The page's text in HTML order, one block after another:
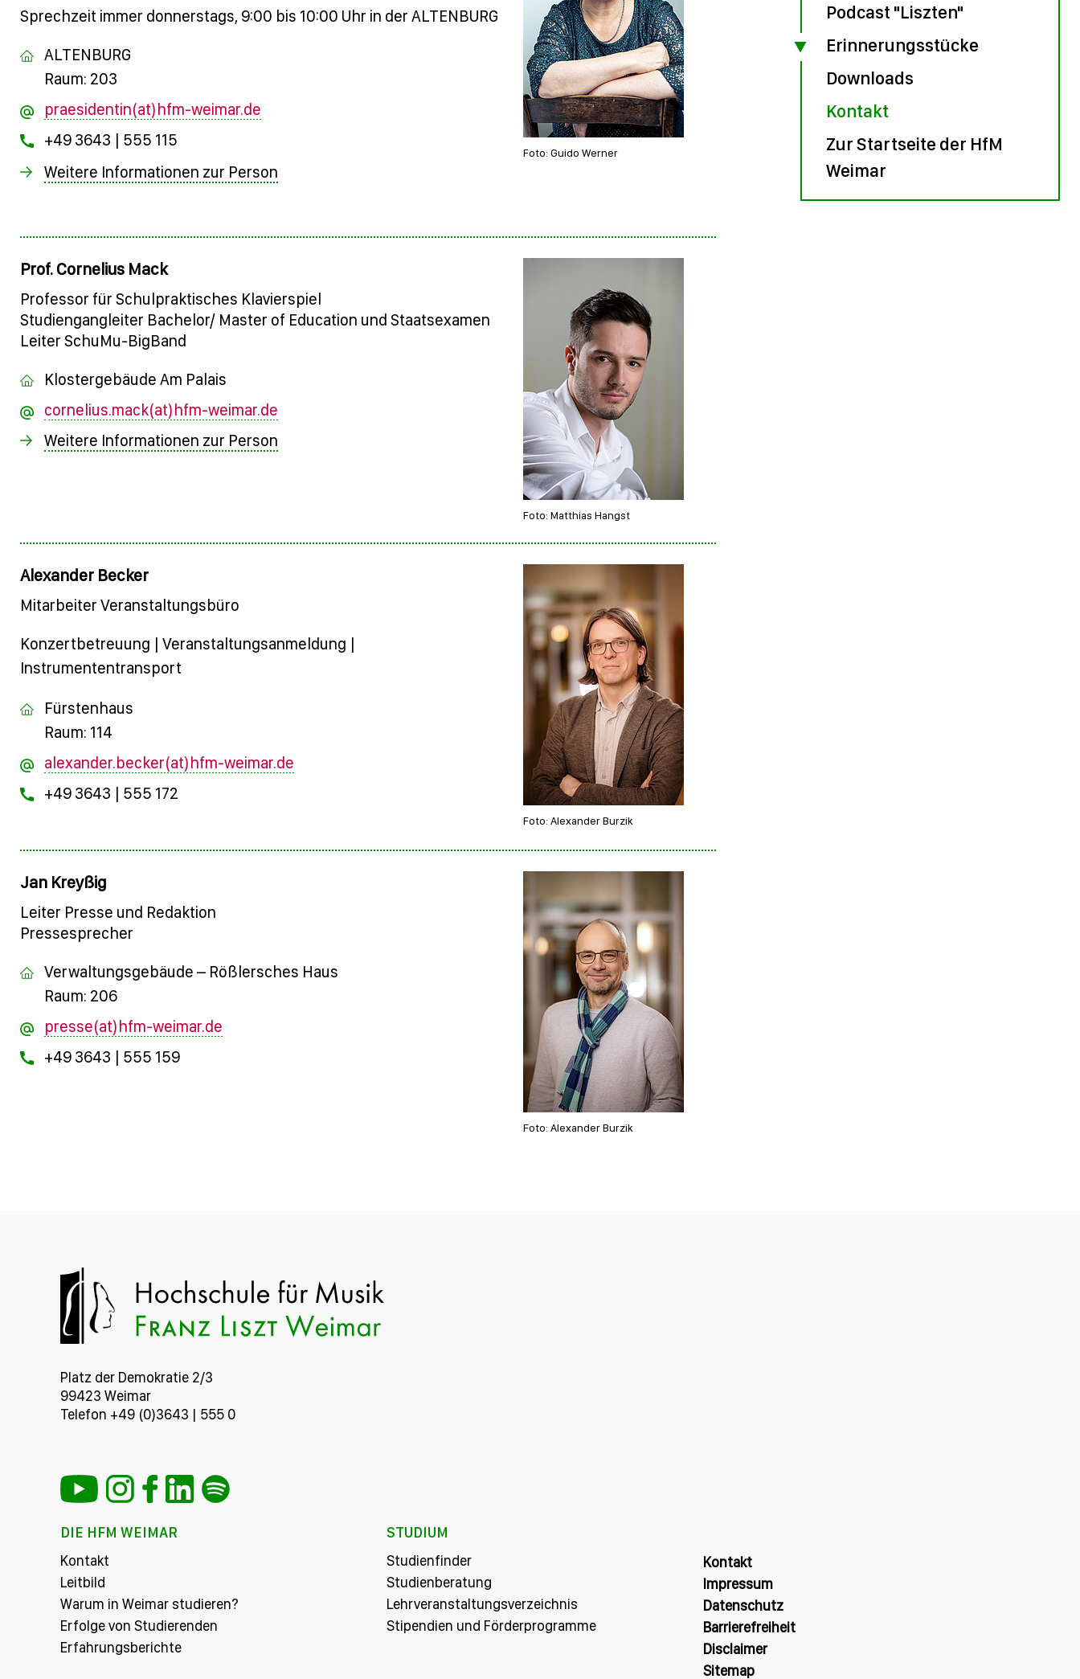
Foto: Guido Werner
Sprechzeit immer donnerstags, 9:00 bis 10:00 Uhr in der ALTENBURG
ALTENBURG
Raum: 203
praesidentin(at)hfm-weimar.de
+49 3643 | 555 115
Weitere Informationen zur Person
Foto: Matthias Hangst
Prof. Cornelius Mack
Professor für Schulpraktisches Klavierspiel
Studiengangleiter Bachelor/ Master of Education und Staatsexamen
Leiter SchuMu-BigBand
Klostergebäude Am Palais
cornelius.mack(at)hfm-weimar.de
Weitere Informationen zur Person
Foto: Alexander Burzik
Alexander Becker
Mitarbeiter Veranstaltungsbüro
Konzertbetreuung | Veranstaltungsanmeldung |
Instrumententransport
Fürstenhaus
Raum: 114
alexander.becker(at)hfm-weimar.de
+49 3643 | 555 172
Foto: Alexander Burzik
Jan Kreyßig
Leiter Presse und Redaktion
Pressesprecher
Verwaltungsgebäude – Rößlersches Haus
Raum: 206
presse(at)hfm-weimar.de
+49 3643 | 555 159
Podcast "Liszten"
Erinnerungsstücke
Downloads
Kontakt
Zur Startseite der HfM
Weimar
Platz der Demokratie 2/3
99423 Weimar
Telefon +49 (0)3643 | 555 0
DIE HFM WEIMAR
Kontakt
Leitbild
Warum in Weimar studieren?
Erfolge von Studierenden
Erfahrungsberichte
STUDIUM
Studienfinder
Studienberatung
Lehrveranstaltungsverzeichnis
Stipendien und Förderprogramme
Kontakt
Impressum
Datenschutz
Barrierefreiheit
Disclaimer
Sitemap